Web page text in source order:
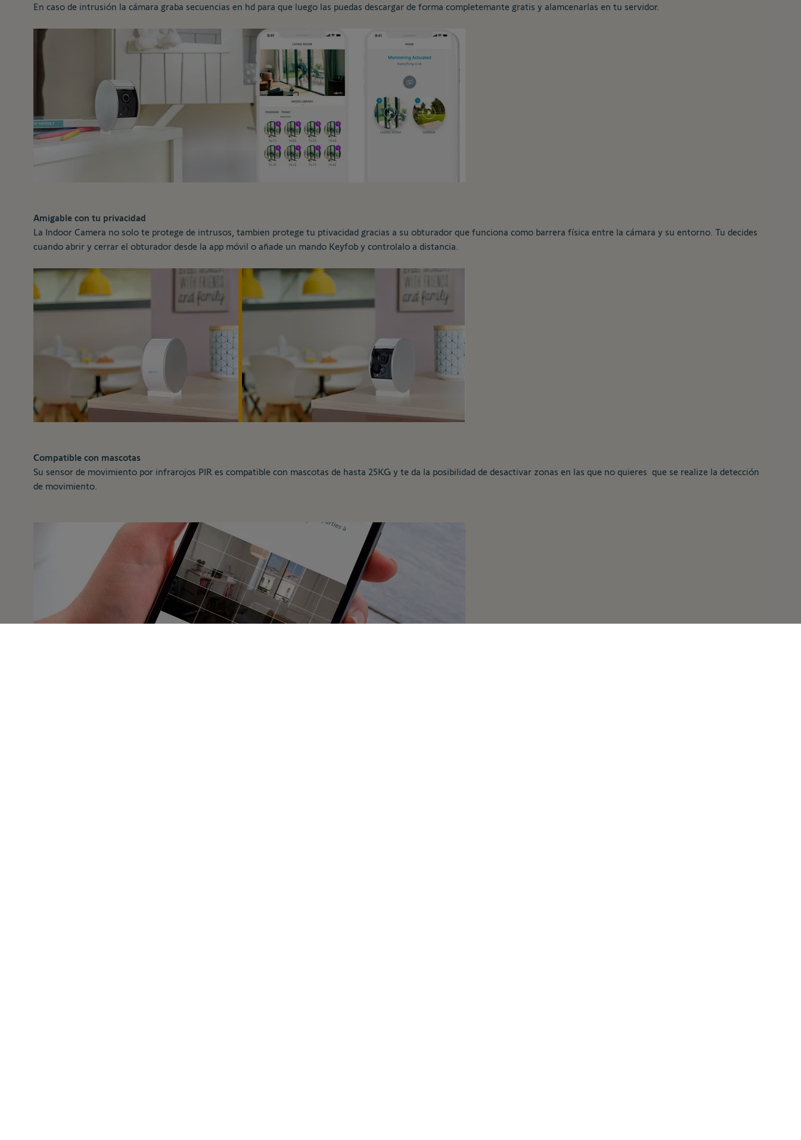
En caso de intrusión la cámara graba secuencias en hd para que luego las puedas descargar de forma completemante gratis y alamcenarlas en tu servidor.
Amigable con tu privacidad
La Indoor Camera no solo te protege de intrusos, tambien protege tu ptivacidad gracias a su obturador que funciona como barrera física entre la cámara y su entorno. Tu decides
cuando abrir y cerrar el obturador desde la app móvil o añade un mando Keyfob y controlalo a distancia.
Compatible con mascotas
Su sensor de movimiento por infrarojos PIR es compatible con mascotas de hasta 25KG y te da la posibilidad de desactivar zonas en las que no quieres que se realize la detección
de movimiento.